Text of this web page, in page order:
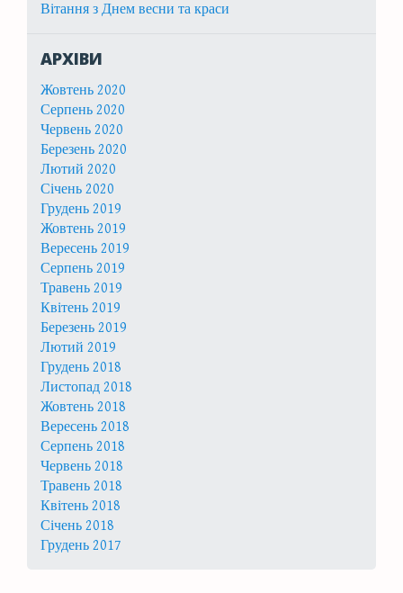
Вітання з Днем весни та краси
АРХІВИ
Жовтень 2020
Серпень 2020
Червень 2020
Березень 2020
Лютий 2020
Січень 2020
Грудень 2019
Жовтень 2019
Вересень 2019
Серпень 2019
Травень 2019
Квітень 2019
Березень 2019
Лютий 2019
Грудень 2018
Листопад 2018
Жовтень 2018
Вересень 2018
Серпень 2018
Червень 2018
Травень 2018
Квітень 2018
Січень 2018
Грудень 2017